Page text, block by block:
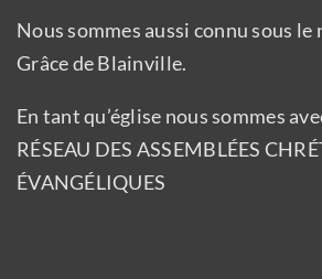
Nous sommes aussi connu sous le
Grâce de Blainville.
En tant qu’église nous sommes
RÉSEAU DES ASSEMBLÉES
ÉVANGÉLIQUES